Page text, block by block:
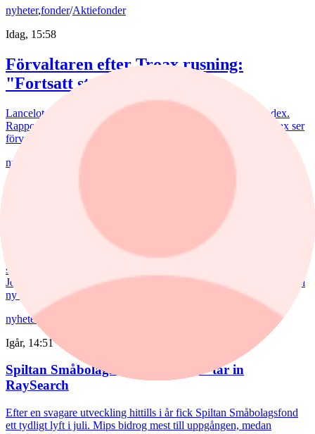
nyheter,fonder/Aktiefonder
Idag, 15:58
Förvaltaren efter Troax rusning:
"Fortsatt stor potential"
Lancelot Sverige steg 8,6% i juli, mot 2,2% för jämförelseindex.
Rapportvinnarna Mips och Troax bidrog till uppgången. I Troax ser
förvaltaren Erik Bertilsson fortsatt stor potential.
nyheter
Försvarsförvaltarna spår ny tillväxtfas: ”Goda
förutsättningar”
De europeiska försvarsbolagen visar rekordstora orderböcker,
stigande omsättning och förbättrade marginaler. Enligt förvaltarna
Joakim Agerback och Shayan Heidari går nu försvarssektorn in i en
ny tillväxtfas.
nyheter
Igår, 14:51
Spiltan Småbolagsfond lyfte i juli – tar in
RaySearch
Efter en svagare utveckling hittills i år fick Spiltan Småbolagsfond
ett tydligt lyft i juli. Mips bidrog mest till uppgången, medan